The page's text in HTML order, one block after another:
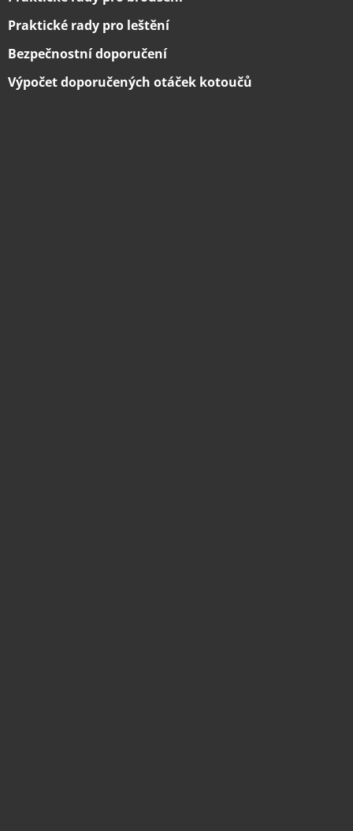
Praktické rady pro leštění
Bezpečnostní doporučení
Výpočet doporučených otáček kotoučů